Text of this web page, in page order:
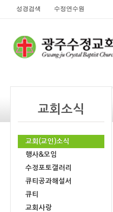
성경검색 수정연수원
교회소식
교회(교인)소식
행사&모임
수정포토갤러리
큐티공과해설서
큐티
교회사랑